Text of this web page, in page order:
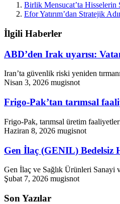
Birlik Mensucat’ta Hisselerin
Efor Yatırım’dan Stratejik
İlgili Haberler
ABD’den Irak uyarısı:
Iran’ta güvenlik riski yeniden
Nisan 3, 2026 mugisnot
Frigo-Pak’tan tarımsal
Frigo-Pak, tarımsal üretim
Haziran 8, 2026 mugisnot
Gen İlaç (GENIL) Bedelsiz
Gen İlaç ve Sağlık Ürünleri Sanayi
Şubat 7, 2026 mugisnot
Son Yazılar